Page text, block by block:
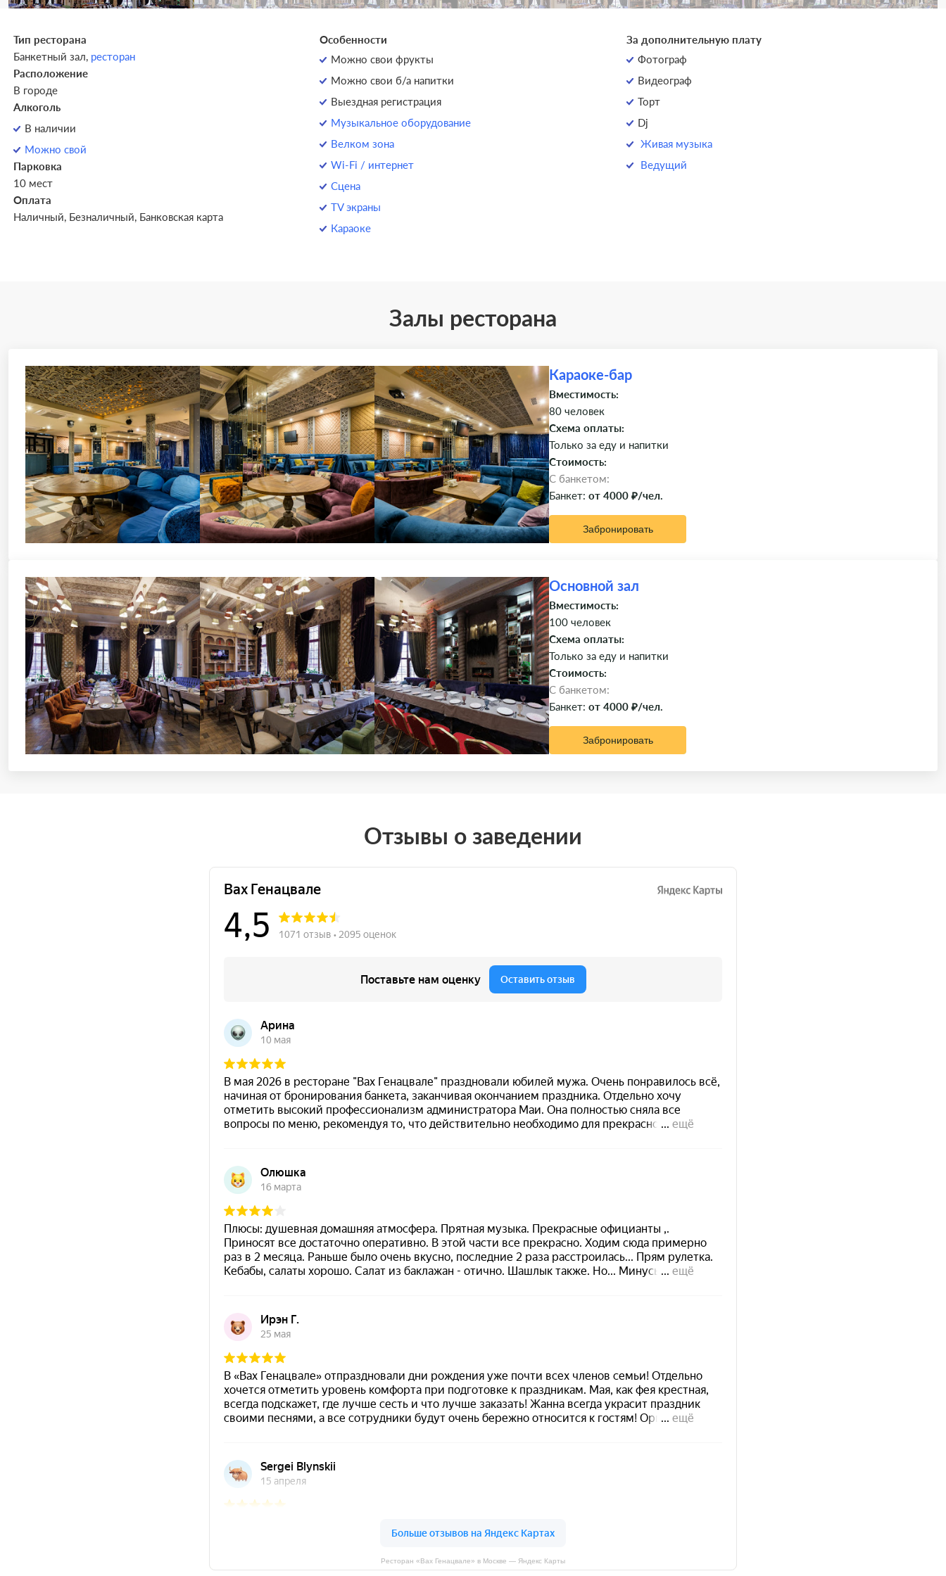
Тип ресторана
Банкетный зал, ресторан
Расположение
В городе
Алкоголь
В наличии
Можно свой
Парковка
10 мест
Оплата
Наличный, Безналичный, Банковская карта
Особенности
Можно свои фрукты
Можно свои б/а напитки
Выездная регистрация
Музыкальное оборудование
Велком зона
Wi-Fi / интернет
Сцена
TV экраны
Караоке
За дополнительную плату
Фотограф
Видеограф
Торт
Dj
Живая музыка
Ведущий
Залы ресторана
Караоке-бар
Вместимость:
80 человек
Схема оплаты:
Только за еду и напитки
Стоимость:
C банкетом:
Банкет: от 4000 ₽/чел.
Забронировать
Основной зал
Вместимость:
100 человек
Схема оплаты:
Только за еду и напитки
Стоимость:
C банкетом:
Банкет: от 4000 ₽/чел.
Забронировать
Отзывы о заведении
Ресторан «Вах Генацвале» в Москве — Яндекс Карты